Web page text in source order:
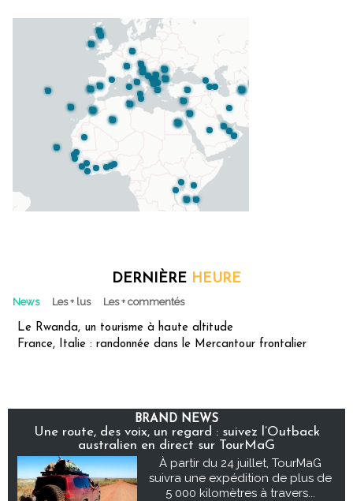
DERNIÈRE HEURE
News Les + lus Les + commentés
Le Rwanda, un tourisme à haute altitude
France, Italie : randonnée dans le Mercantour frontalier
BRAND NEWS
Une route, des voix, un regard : suivez l’Outback
australien en direct sur TourMaG
À partir du 24 juillet, TourMaG
suivra une expédition de plus de
5 000 kilomètres à travers...